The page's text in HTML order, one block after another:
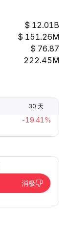
12.01B
151.26M
76.87
222.45M
30 天
-19.41%
消极